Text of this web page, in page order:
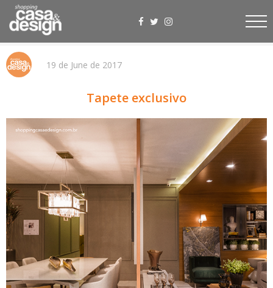
19 de June de 2017
Tapete exclusivo